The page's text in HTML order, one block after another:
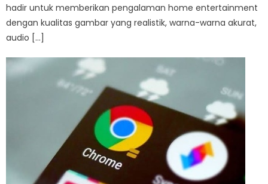
hadir untuk memberikan pengalaman home entertainment
dengan kualitas gambar yang realistik, warna-warna akurat,
audio […]